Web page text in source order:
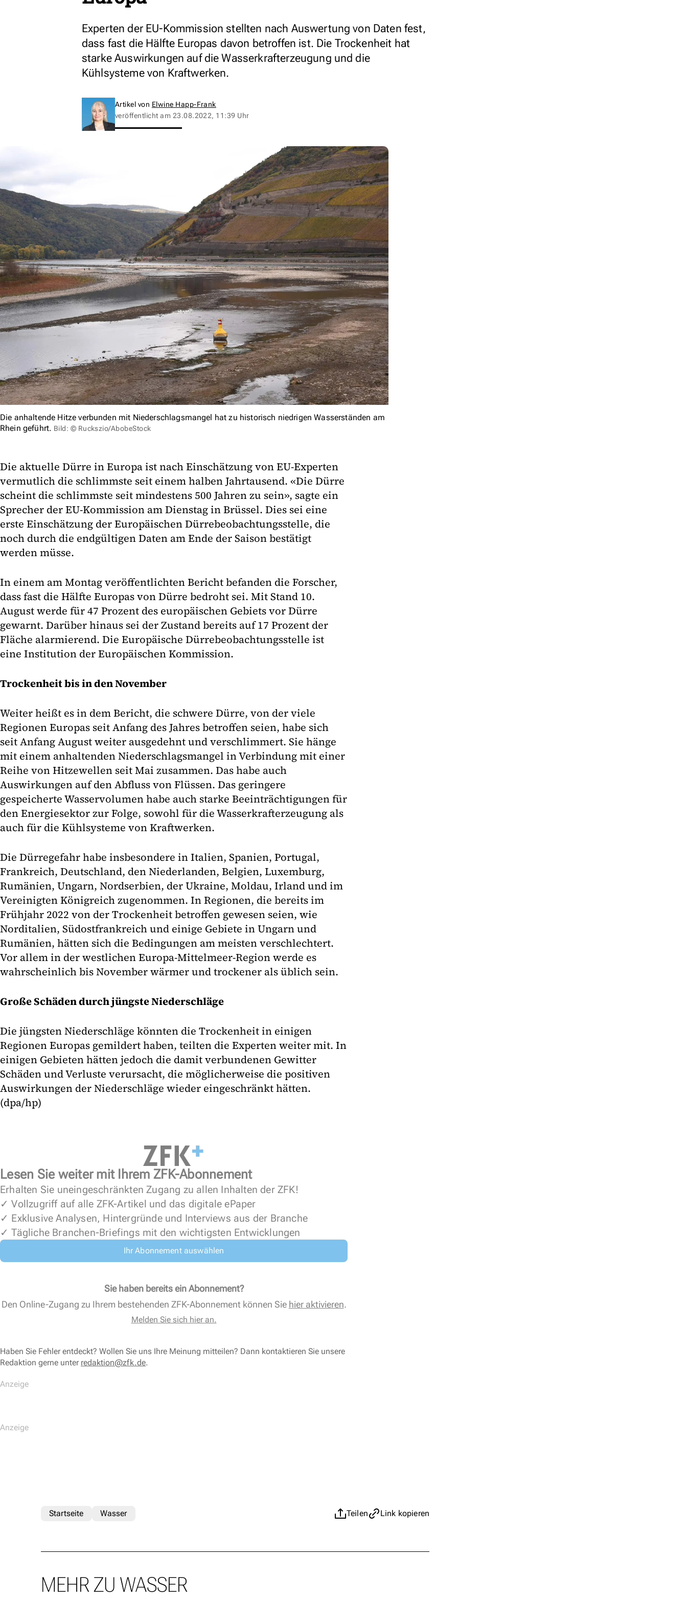
Experten der EU-Kommission stellten nach Auswertung von Daten fest,
dass fast die Hälfte Europas davon betroffen ist. Die Trockenheit hat
starke Auswirkungen auf die Wasserkrafterzeugung und die
Kühlsysteme von Kraftwerken.
Artikel von Elwine Happ-Frank
veröffentlicht am 23.08.2022, 11:39 Uhr
Die anhaltende Hitze verbunden mit Niederschlagsmangel hat zu historisch niedrigen Wasserständen am
Rhein geführt. Bild: © Ruckszio/AbobeStock
Die aktuelle Dürre in Europa ist nach Einschätzung von EU-Experten
vermutlich die schlimmste seit einem halben Jahrtausend. «Die Dürre
scheint die schlimmste seit mindestens 500 Jahren zu sein», sagte ein
Sprecher der EU-Kommission am Dienstag in Brüssel. Dies sei eine
erste Einschätzung der Europäischen Dürrebeobachtungsstelle, die
noch durch die endgültigen Daten am Ende der Saison bestätigt
werden müsse.
In einem am Montag veröffentlichten Bericht befanden die Forscher,
dass fast die Hälfte Europas von Dürre bedroht sei. Mit Stand 10.
August werde für 47 Prozent des europäischen Gebiets vor Dürre
gewarnt. Darüber hinaus sei der Zustand bereits auf 17 Prozent der
Fläche alarmierend. Die Europäische Dürrebeobachtungsstelle ist
eine Institution der Europäischen Kommission.
Trockenheit bis in den November
Weiter heißt es in dem Bericht, die schwere Dürre, von der viele
Regionen Europas seit Anfang des Jahres betroffen seien, habe sich
seit Anfang August weiter ausgedehnt und verschlimmert. Sie hänge
mit einem anhaltenden Niederschlagsmangel in Verbindung mit einer
Reihe von Hitzewellen seit Mai zusammen. Das habe auch
Auswirkungen auf den Abfluss von Flüssen. Das geringere
gespeicherte Wasservolumen habe auch starke Beeinträchtigungen für
den Energiesektor zur Folge, sowohl für die Wasserkrafterzeugung als
auch für die Kühlsysteme von Kraftwerken.
Die Dürregefahr habe insbesondere in Italien, Spanien, Portugal,
Frankreich, Deutschland, den Niederlanden, Belgien, Luxemburg,
Rumänien, Ungarn, Nordserbien, der Ukraine, Moldau, Irland und im
Vereinigten Königreich zugenommen. In Regionen, die bereits im
Frühjahr 2022 von der Trockenheit betroffen gewesen seien, wie
Norditalien, Südostfrankreich und einige Gebiete in Ungarn und
Rumänien, hätten sich die Bedingungen am meisten verschlechtert.
Vor allem in der westlichen Europa-Mittelmeer-Region werde es
wahrscheinlich bis November wärmer und trockener als üblich sein.
Große Schäden durch jüngste Niederschläge
Die jüngsten Niederschläge könnten die Trockenheit in einigen
Regionen Europas gemildert haben, teilten die Experten weiter mit. In
einigen Gebieten hätten jedoch die damit verbundenen Gewitter
Schäden und Verluste verursacht, die möglicherweise die positiven
Auswirkungen der Niederschläge wieder eingeschränkt hätten.
(dpa/hp)
Lesen Sie weiter mit Ihrem ZFK-Abonnement
Erhalten Sie uneingeschränkten Zugang zu allen Inhalten der ZFK!
✓ Vollzugriff auf alle ZFK-Artikel und das digitale ePaper
✓ Exklusive Analysen, Hintergründe und Interviews aus der Branche
✓ Tägliche Branchen-Briefings mit den wichtigsten Entwicklungen
Ihr Abonnement auswählen
Sie haben bereits ein Abonnement?
Den Online-Zugang zu Ihrem bestehenden ZFK-Abonnement können Sie hier aktivieren.
Melden Sie sich hier an.
Haben Sie Fehler entdeckt? Wollen Sie uns Ihre Meinung mitteilen? Dann kontaktieren Sie unsere
Redaktion gerne unter redaktion@zfk.de.
Teilen Link kopieren
Startseite Wasser
MEHR ZU WASSER